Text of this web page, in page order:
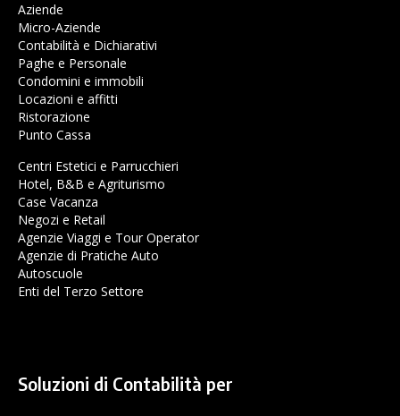
Aziende
Micro-Aziende
Contabilità e Dichiarativi
Paghe e Personale
Condomini e immobili
Locazioni e affitti
Ristorazione
Punto Cassa
Centri Estetici e Parrucchieri
Hotel, B&B e Agriturismo
Case Vacanza
Negozi e Retail
Agenzie Viaggi e Tour Operator
Agenzie di Pratiche Auto
Autoscuole
Enti del Terzo Settore
Soluzioni di Contabilità per